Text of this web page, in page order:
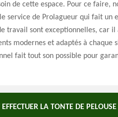
de cette espace. Pour ce faire,
service de Prolagueur qui fait un
travail sont exceptionnelles, car
modernes et adaptés à chaque
fait tout son possible pour
LA TONTE DE PELOUSE